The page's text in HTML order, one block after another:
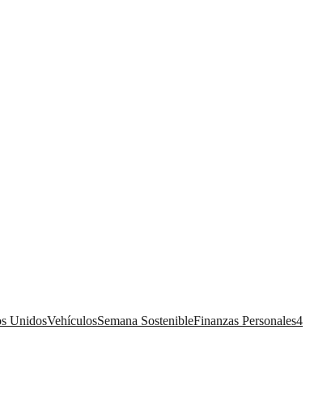
UnidosVehículosSemana SostenibleFinanzas Personales4